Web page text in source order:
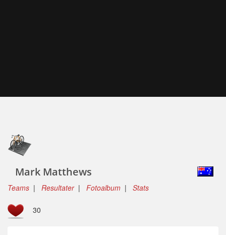
Mark Matthews
Teams | Resultater| Fotoalbum | Stats
30